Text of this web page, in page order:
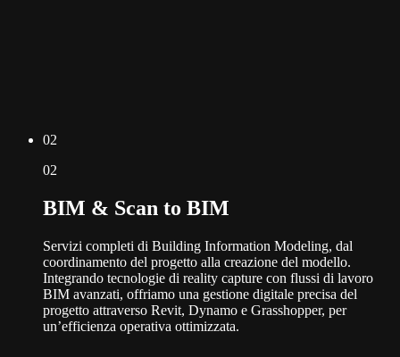
02
02
BIM & Scan to BIM
Servizi completi di Building Information Modeling, dal
coordinamento del progetto alla creazione del modello.
Integrando tecnologie di reality capture con flussi di lavoro
BIM avanzati, offriamo una gestione digitale precisa del
progetto attraverso Revit, Dynamo e Grasshopper, per
un’efficienza operativa ottimizzata.